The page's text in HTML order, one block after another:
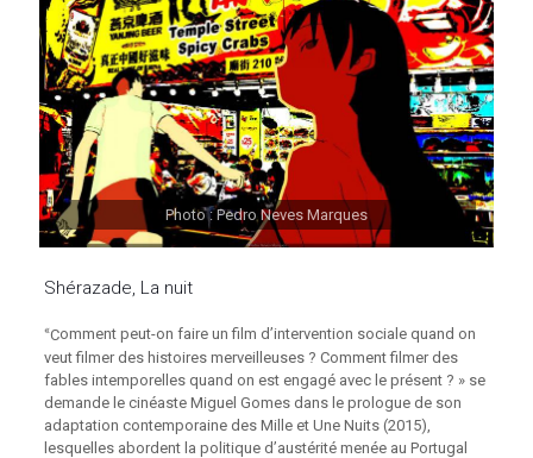
Photo : Pedro Neves Marques
Shérazade, La nuit
«Comment peut-on faire un film d’intervention sociale quand on
veut filmer des histoires merveilleuses ? Comment filmer des
fables intemporelles quand on est engagé avec le présent ? » se
demande le cinéaste Miguel Gomes dans le prologue de son
adaptation contemporaine des Mille et Une Nuits (2015),
lesquelles abordent la politique d’austérité menée au Portugal